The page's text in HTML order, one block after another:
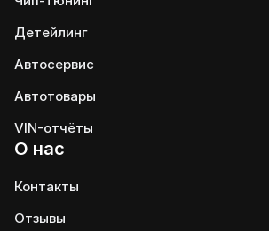
Детейлинг
Автосервис
Автотовары
VIN-отчёты
О нас
Контакты
Отзывы